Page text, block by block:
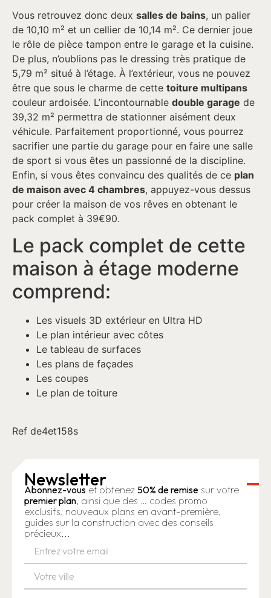
Vous retrouvez donc deux salles de bains, un palier
de 10,10 m² et un cellier de 10,14 m². Ce dernier joue
le rôle de pièce tampon entre le garage et la cuisine.
De plus, n’oublions pas le dressing très pratique de
5,79 m² situé à l’étage. À l’extérieur, vous ne pouvez
être que sous le charme de cette toiture multipans
couleur ardoisée. L’incontournable double garage de
39,32 m² permettra de stationner aisément deux
véhicule. Parfaitement proportionné, vous pourrez
sacrifier une partie du garage pour en faire une salle
de sport si vous êtes un passionné de la discipline.
Enfin, si vous êtes convaincu des qualités de ce plan
de maison avec 4 chambres, appuyez-vous dessus
pour créer la maison de vos rêves en obtenant le
pack complet à 39€90.
Le pack complet de cette
maison à étage moderne
comprend:
Les visuels 3D extérieur en Ultra HD
Le plan intérieur avec côtes
Le tableau de surfaces
Les plans de façades
Les coupes
Le plan de toiture
Ref de4et158s
Newsletter
Abonnez-vous et obtenez 50% de remise sur votre
premier plan, ainsi que des … codes promo
exclusifs, nouveaux plans en avant-première,
guides sur la construction avec des conseils
précieux...